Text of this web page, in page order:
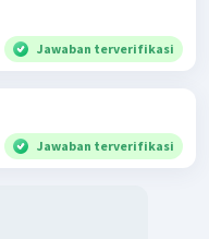
Jawaban terverifikasi
Jawaban terverifikasi